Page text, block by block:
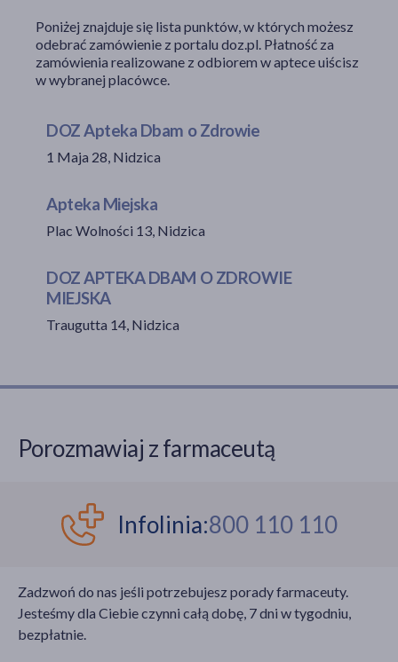
Poniżej znajduje się lista punktów, w których możesz
odebrać zamówienie z portalu doz.pl. Płatność za
zamówienia realizowane z odbiorem w aptece uiścisz
w wybranej placówce.
DOZ Apteka Dbam o Zdrowie
1 Maja 28, Nidzica
Apteka Miejska
Plac Wolności 13, Nidzica
DOZ APTEKA DBAM O ZDROWIE
MIEJSKA
Traugutta 14, Nidzica
Porozmawiaj z farmaceutą
Infolinia:800 110 110
Zadzwoń do nas jeśli potrzebujesz porady farmaceuty.
Jesteśmy dla Ciebie czynni całą dobę, 7 dni w tygodniu,
bezpłatnie.